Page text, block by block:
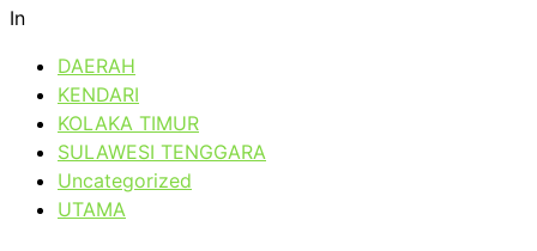
In
DAERAH
KENDARI
KOLAKA TIMUR
SULAWESI TENGGARA
Uncategorized
UTAMA